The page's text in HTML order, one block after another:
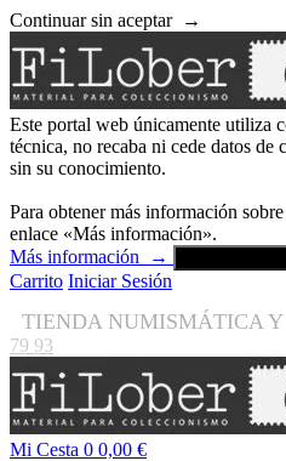
Continuar sin aceptar →
Este portal web únicamente utiliza
técnica, no recaba ni cede datos de
sin su conocimiento.
Para obtener más información
enlace «Más información».
Más información
→
Carrito Iniciar Sesión
TIENDA NUMISMÁTICA
79 93
Mi Cesta 0 0,00 €